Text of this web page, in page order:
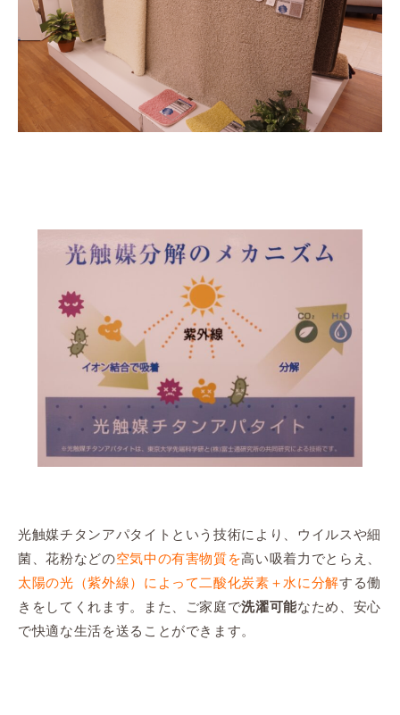
光触媒チタンアパタイトという技術により、ウイルスや細
菌、花粉などの空気中の有害物質を高い吸着力でとらえ、
太陽の光（紫外線）によって二酸化炭素＋水に分解する働
きをしてくれます。また、ご家庭で洗濯可能なため、安心
で快適な生活を送ることができます。